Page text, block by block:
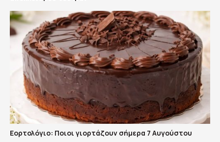
Εορτολόγιο: Ποιοι γιορτάζουν σήμερα 7 Αυγούστου